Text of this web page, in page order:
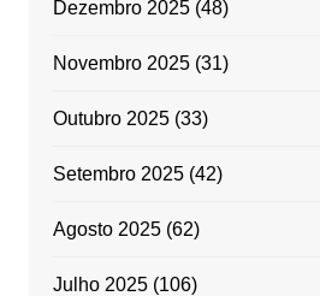
Dezembro 2025(48)
Novembro 2025(31)
Outubro 2025(33)
Setembro 2025(42)
Agosto 2025(62)
Julho 2025(106)